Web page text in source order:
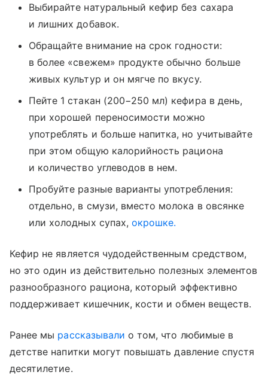
Выбирайте натуральный кефир без сахара
и лишних добавок.
Обращайте внимание на срок годности:
в более «свежем» продукте обычно больше
живых культур и он мягче по вкусу.
Пейте 1 стакан (200−250 мл) кефира в день,
при хорошей переносимости можно
употреблять и больше напитка, но учитывайте
при этом общую калорийность рациона
и количество углеводов в нем.
Пробуйте разные варианты употребления:
отдельно, в смузи, вместо молока в овсянке
или холодных супах, окрошке.
Кефир не является чудодейственным средством,
но это один из действительно полезных элементов
разнообразного рациона, который эффективно
поддерживает кишечник, кости и обмен веществ.
Ранее мы рассказывали о том, что любимые в
детстве напитки могут повышать давление спустя
десятилетие.